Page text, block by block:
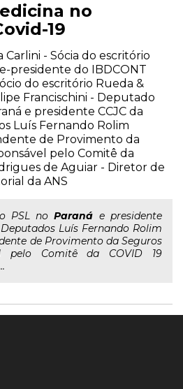
no
19
- Sócia do escritório
presidente do IBDCONT
do escritório Rueda &
Francischini - Deputado
e presidente CCJC da
Luís Fernando Rolim
de Provimento da
pelo Comitê da
de Aguiar - Diretor de
da ANS
PSL noParaná e presidente
Luís Fernando Rolim
de Provimento da Seguros
pelo Comitê da COVID 19